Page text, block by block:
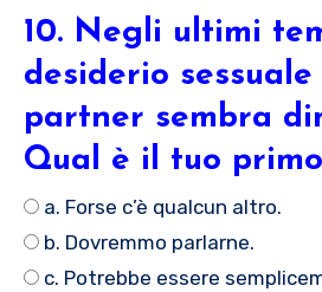
10. Negli ultimi
desiderio
partner sembra
Qual è il tuo
a. Forse c’è qualcun altro.
b. Dovremmo parlarne.
c. Potrebbe essere